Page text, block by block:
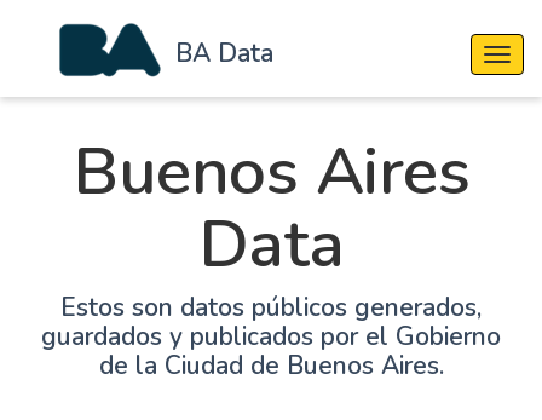
BA Data
Buenos Aires
Data
Estos son datos públicos generados,
guardados y publicados por el Gobierno
de la Ciudad de Buenos Aires.